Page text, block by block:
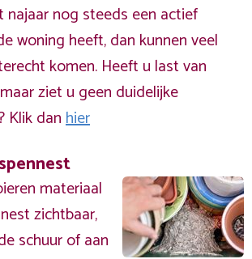
najaar nog steeds een actief
woning heeft, dan kunnen veel
komen. Heeft u last van
ziet u geen duidelijke
Klik danhier
materiaal
zichtbaar,
schuur of aan